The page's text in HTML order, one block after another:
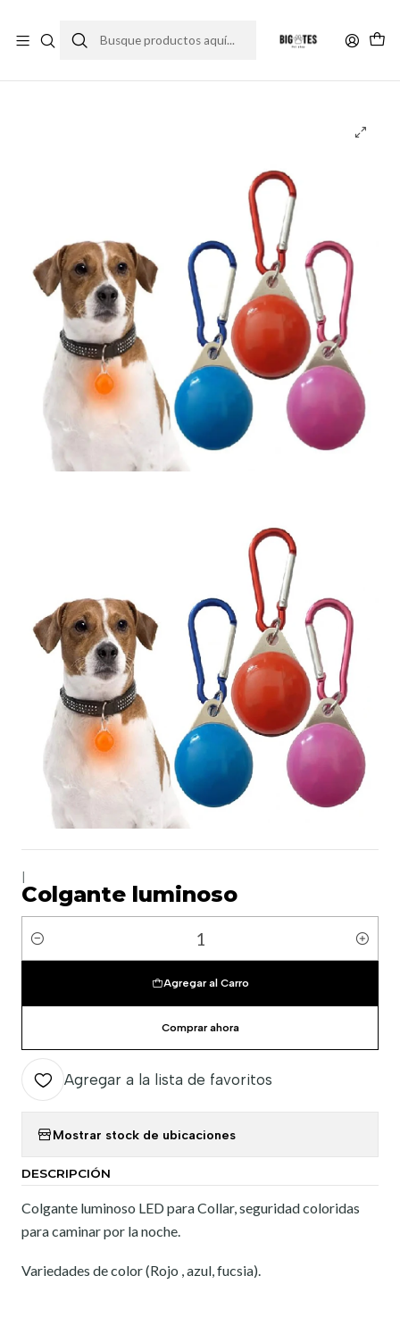
Colgante luminoso
Cantidad
Agregar al Carro
Comprar ahora
Agregar a la lista de favoritos
Mostrar stock de ubicaciones
DESCRIPCIÓN
Colgante luminoso LED para Collar, seguridad coloridas
para caminar por la noche.
Variedades de color (Rojo , azul, fucsia).